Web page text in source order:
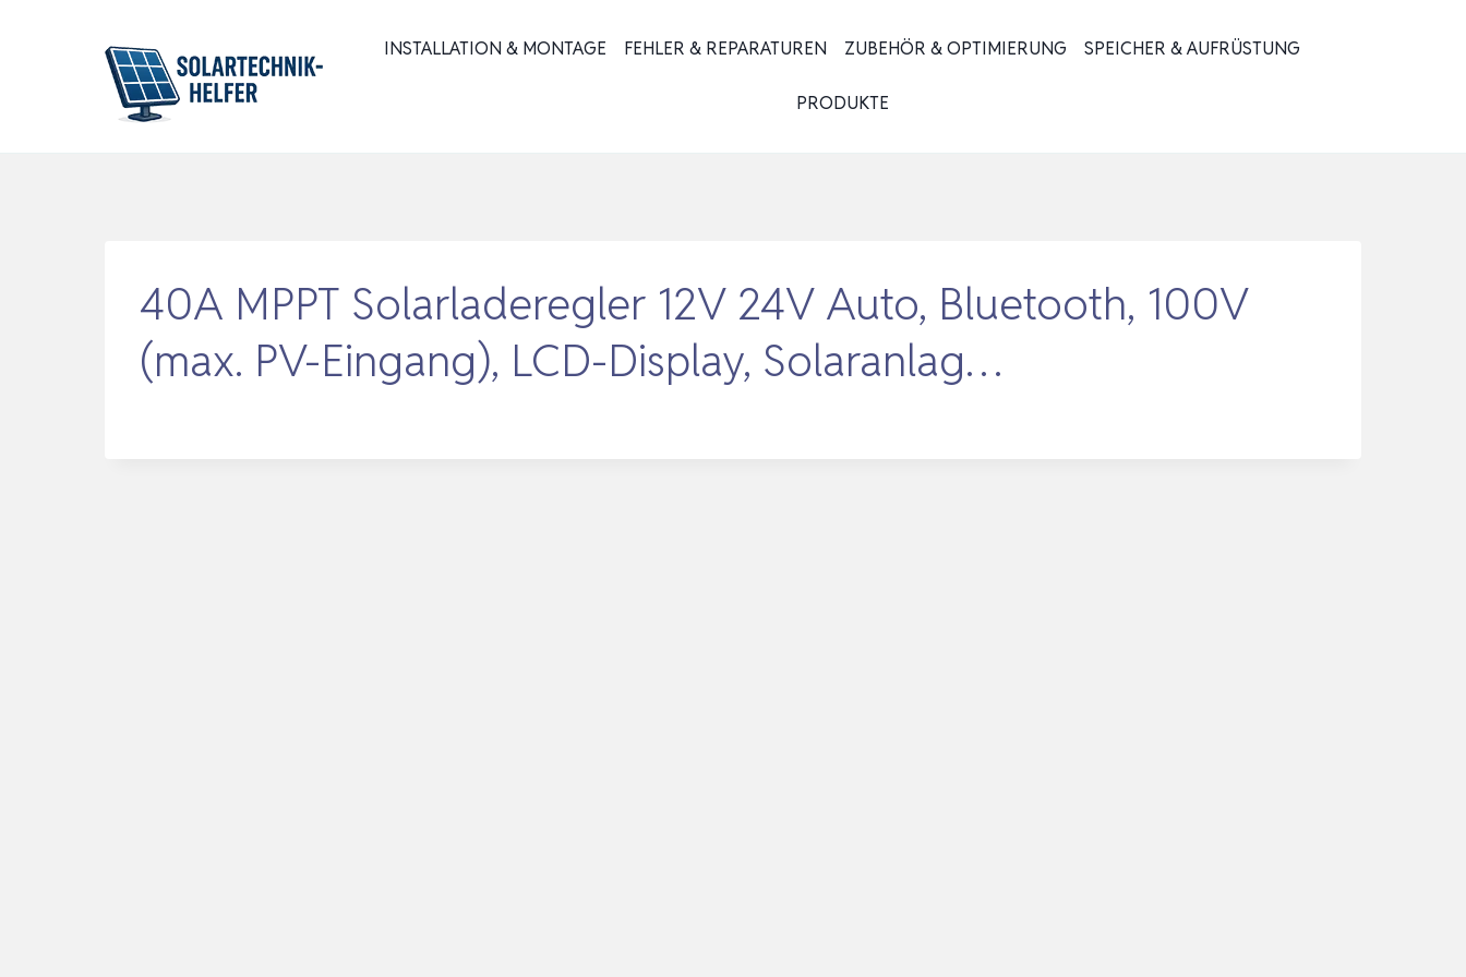
INSTALLATION & MONTAGE FEHLER & REPARATUREN ZUBEHÖR & OPTIMIERUNG SPEICHER & AUFRÜSTUNG
PRODUKTE
40A MPPT Solarladeregler 12V 24V Auto, Bluetooth, 100V
(max. PV-Eingang), LCD-Display, Solaranlag…